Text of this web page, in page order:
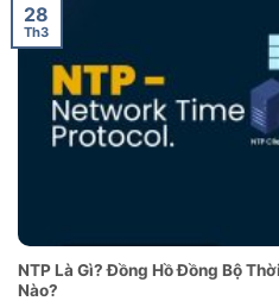
NTP Là Gì? Đồng Hồ Đồng Bộ
Nào?
28
Th3